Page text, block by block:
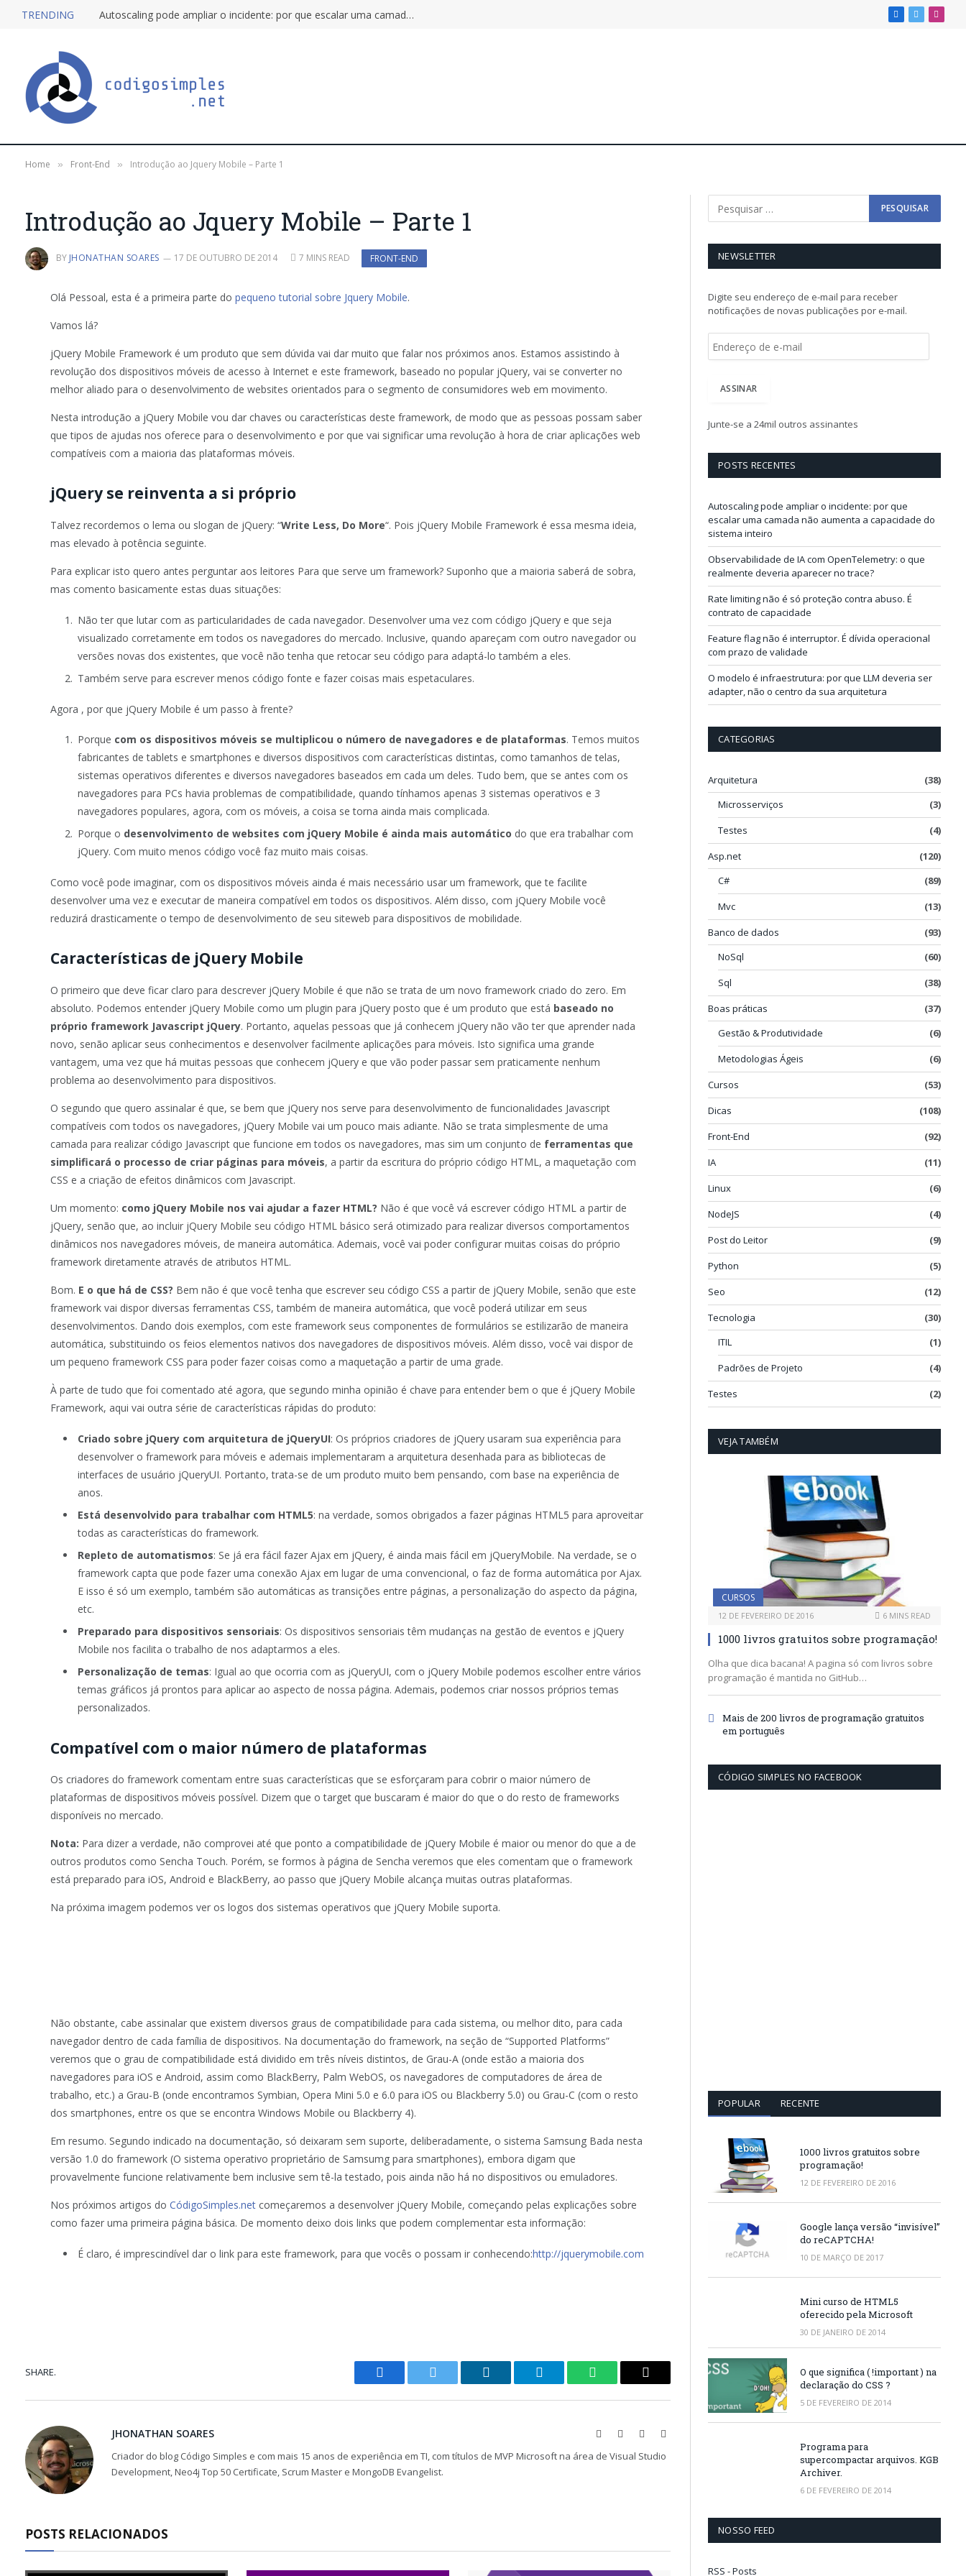
TRENDING Autoscaling pode ampliar o incidente: por que escalar uma camada não aumenta a capacidade do sistema inteiro Facebook
X
Home » Front-End » Introdução ao Jquery Mobile – Parte 1
Introdução ao Jquery Mobile – Parte 1
BY JHONATHAN SOARES 17 DE OUTUBRO DE 2014 7 MINS READ FRONT-END
Olá Pessoal, esta é a primeira parte dopequeno tutorial sobre Jquery Mobile.
Vamos lá?
jQuery Mobile Framework é um produto que sem dúvida vai dar muito que falar nos próximos anos. Estamos assistindo à
revolução dos dispositivos móveis de acesso à Internet e este framework, baseado no popular jQuery, vai se converter no
melhor aliado para o desenvolvimento de websites orientados para o segmento de consumidores web em movimento.
Nesta introdução a jQuery Mobile vou dar chaves ou características deste framework, de modo que as pessoas possam saber
que tipos de ajudas nos oferece para o desenvolvimento e por que vai significar uma revolução à hora de criar aplicações web
compatíveis com a maioria das plataformas móveis.
jQuery se reinventa a si próprio
Talvez recordemos o lema ou slogan de jQuery: “Write Less, Do More“. Pois jQuery Mobile Framework é essa mesma ideia,
mas elevado à potência seguinte.
Para explicar isto quero antes perguntar aos leitores Para que serve um framework? Suponho que a maioria saberá de sobra,
mas comento basicamente estas duas situações:
Não ter que lutar com as particularidades de cada navegador. Desenvolver uma vez com código jQuery e que seja
visualizado corretamente em todos os navegadores do mercado. Inclusive, quando apareçam com outro navegador ou
versões novas dos existentes, que você não tenha que retocar seu código para adaptá-lo também a eles.
Também serve para escrever menos código fonte e fazer coisas mais espetaculares.
Agora , por que jQuery Mobile é um passo à frente?
Porque com os dispositivos móveis se multiplicou o número de navegadores e de plataformas. Temos muitos
fabricantes de tablets e smartphones e diversos dispositivos com características distintas, como tamanhos de telas,
sistemas operativos diferentes e diversos navegadores baseados em cada um deles. Tudo bem, que se antes com os
navegadores para PCs havia problemas de compatibilidade, quando tínhamos apenas 3 sistemas operativos e 3
navegadores populares, agora, com os móveis, a coisa se torna ainda mais complicada.
Porque o desenvolvimento de websites com jQuery Mobile é ainda mais automático do que era trabalhar com
jQuery. Com muito menos código você faz muito mais coisas.
Como você pode imaginar, com os dispositivos móveis ainda é mais necessário usar um framework, que te facilite
desenvolver uma vez e executar de maneira compatível em todos os dispositivos. Além disso, com jQuery Mobile você
reduzirá drasticamente o tempo de desenvolvimento de seu siteweb para dispositivos de mobilidade.
Características de jQuery Mobile
O primeiro que deve ficar claro para descrever jQuery Mobile é que não se trata de um novo framework criado do zero. Em
absoluto. Podemos entender jQuery Mobile como um plugin para jQuery posto que é um produto que está baseado no
próprio framework Javascript jQuery. Portanto, aquelas pessoas que já conhecem jQuery não vão ter que aprender nada
novo, senão aplicar seus conhecimentos e desenvolver facilmente aplicações para móveis. Isto significa uma grande
vantagem, uma vez que há muitas pessoas que conhecem jQuery e que vão poder passar sem praticamente nenhum
problema ao desenvolvimento para dispositivos.
O segundo que quero assinalar é que, se bem que jQuery nos serve para desenvolvimento de funcionalidades Javascript
compatíveis com todos os navegadores, jQuery Mobile vai um pouco mais adiante. Não se trata simplesmente de uma
camada para realizar código Javascript que funcione em todos os navegadores, mas sim um conjunto de ferramentas que
simplificará o processo de criar páginas para móveis, a partir da escritura do próprio código HTML, a maquetação com
CSS e a criação de efeitos dinâmicos com Javascript.
Um momento: como jQuery Mobile nos vai ajudar a fazer HTML? Não é que você vá escrever código HTML a partir de
jQuery, senão que, ao incluir jQuery Mobile seu código HTML básico será otimizado para realizar diversos comportamentos
dinâmicos nos navegadores móveis, de maneira automática. Ademais, você vai poder configurar muitas coisas do próprio
framework diretamente através de atributos HTML.
Bom. E o que há de CSS? Bem não é que você tenha que escrever seu código CSS a partir de jQuery Mobile, senão que este
framework vai dispor diversas ferramentas CSS, também de maneira automática, que você poderá utilizar em seus
desenvolvimentos. Dando dois exemplos, com este framework seus componentes de formulários se estilizarão de maneira
automática, substituindo os feios elementos nativos dos navegadores de dispositivos móveis. Além disso, você vai dispor de
um pequeno framework CSS para poder fazer coisas como a maquetação a partir de uma grade.
À parte de tudo que foi comentado até agora, que segundo minha opinião é chave para entender bem o que é jQuery Mobile
Framework, aqui vai outra série de características rápidas do produto:
Criado sobre jQuery com arquitetura de jQueryUI: Os próprios criadores de jQuery usaram sua experiência para
desenvolver o framework para móveis e ademais implementaram a arquitetura desenhada para as bibliotecas de
interfaces de usuário jQueryUI. Portanto, trata-se de um produto muito bem pensando, com base na experiência de
anos.
Está desenvolvido para trabalhar com HTML5: na verdade, somos obrigados a fazer páginas HTML5 para aproveitar
todas as características do framework.
Repleto de automatismos: Se já era fácil fazer Ajax em jQuery, é ainda mais fácil em jQueryMobile. Na verdade, se o
framework capta que pode fazer uma conexão Ajax em lugar de uma convencional, o faz de forma automática por Ajax.
E isso é só um exemplo, também são automáticas as transições entre páginas, a personalização do aspecto da página,
etc.
Preparado para dispositivos sensoriais: Os dispositivos sensoriais têm mudanças na gestão de eventos e jQuery
Mobile nos facilita o trabalho de nos adaptarmos a eles.
Personalização de temas: Igual ao que ocorria com as jQueryUI, com o jQuery Mobile podemos escolher entre vários
temas gráficos já prontos para aplicar ao aspecto de nossa página. Ademais, podemos criar nossos próprios temas
personalizados.
Compatível com o maior número de plataformas
Os criadores do framework comentam entre suas características que se esforçaram para cobrir o maior número de
plataformas de dispositivos móveis possível. Dizem que o target que buscaram é maior do que o do resto de frameworks
disponíveis no mercado.
Nota: Para dizer a verdade, não comprovei até que ponto a compatibilidade de jQuery Mobile é maior ou menor do que a de
outros produtos como Sencha Touch. Porém, se formos à página de Sencha veremos que eles comentam que o framework
está preparado para iOS, Android e BlackBerry, ao passo que jQuery Mobile alcança muitas outras plataformas.
Na próxima imagem podemos ver os logos dos sistemas operativos que jQuery Mobile suporta.
Não obstante, cabe assinalar que existem diversos graus de compatibilidade para cada sistema, ou melhor dito, para cada
navegador dentro de cada família de dispositivos. Na documentação do framework, na seção de “Supported Platforms”
veremos que o grau de compatibilidade está dividido em três níveis distintos, de Grau-A (onde estão a maioria dos
navegadores para iOS e Android, assim como BlackBerry, Palm WebOS, os navegadores de computadores de área de
trabalho, etc.) a Grau-B (onde encontramos Symbian, Opera Mini 5.0 e 6.0 para iOS ou Blackberry 5.0) ou Grau-C (com o resto
dos smartphones, entre os que se encontra Windows Mobile ou Blackberry 4).
Em resumo. Segundo indicado na documentação, só deixaram sem suporte, deliberadamente, o sistema Samsung Bada nesta
versão 1.0 do framework (O sistema operativo proprietário de Samsumg para smartphones), embora digam que
provavelmente funcione relativamente bem inclusive sem tê-la testado, pois ainda não há no dispositivos ou emuladores.
Nos próximos artigos doCódigoSimples.net começaremos a desenvolver jQuery Mobile, começando pelas explicações sobre
como fazer uma primeira página básica. De momento deixo dois links que podem complementar esta informação:
É claro, é imprescindível dar o link para este framework, para que vocês o possam ir conhecendo:http://jquerymobile.com
SHARE.
Facebook Twitter LinkedIn Telegram WhatsAppCopy
JHONATHAN SOARES WebsiteFacebook
Criador do blog Código Simples e com mais 15 anos de experiência em TI, com títulos de MVP Microsoft na área de Visual Studio
Development, Neo4j Top 50 Certificate, Scrum Master e MongoDB Evangelist.
POSTS RELACIONADOS
NEWSLETTER
Digite seu endereço de e-mail para receber
notificações de novas publicações por e-mail.
ç
o
e
m
a
i
l
ASSINAR
Junte-se a 24mil outros assinantes
POSTS RECENTES
Autoscaling pode ampliar o incidente: por que
escalar uma camada não aumenta a capacidade do
sistema inteiro
Observabilidade de IA com OpenTelemetry: o que
realmente deveria aparecer no trace?
Rate limiting não é só proteção contra abuso. É
contrato de capacidade
Feature flag não é interruptor. É dívida operacional
com prazo de validade
O modelo é infraestrutura: por que LLM deveria ser
adapter, não o centro da sua arquitetura
CATEGORIAS
Arquitetura
(38)
Microsserviços
(3)
Testes
(4)
Asp.net
(120)
C#
(89)
Mvc
(13)
Banco de dados
(93)
NoSql
(60)
Sql
(38)
Boas práticas
(37)
Gestão & Produtividade
(6)
Metodologias Ágeis
(6)
Cursos
(53)
Dicas
(108)
Front-End
(92)
IA
(11)
Linux
(6)
NodeJS
(4)
Post do Leitor
(9)
Python
(5)
Seo
(12)
Tecnologia
(30)
ITIL
(1)
Padrões de Projeto
(4)
Testes
(2)
VEJA TAMBÉM
CURSOS
12 DE FEVEREIRO DE 2016 6 MINS READ
1000 livros gratuitos sobre programação!
Olha que dica bacana! A pagina só com livros sobre
programação é mantida no GitHub…
Mais de 200 livros de programação gratuitos
em português
CÓDIGO SIMPLES NO FACEBOOK
POPULAR RECENTE
1000 livros gratuitos sobre
programação!
12 DE FEVEREIRO DE 2016
Google lança versão “invisível”
do reCAPTCHA!
10 DE MARÇO DE 2017
Mini curso de HTML5
oferecido pela Microsoft
30 DE JANEIRO DE 2014
O que significa ( !important ) na
declaração do CSS ?
5 DE FEVEREIRO DE 2014
Programa para
supercompactar arquivos. KGB
Archiver.
6 DE FEVEREIRO DE 2014
NOSSO FEED
RSS - Posts